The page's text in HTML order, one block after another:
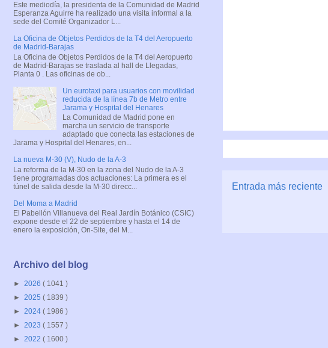
Entrada más reciente
Este mediodía, la presidenta de la Comunidad de Madrid
Esperanza Aguirre ha realizado una visita informal a la
sede del Comité Organizador L...
La Oficina de Objetos Perdidos de la T4 del Aeropuerto
de Madrid-Barajas
La Oficina de Objetos Perdidos de la T4 del Aeropuerto
de Madrid-Barajas se traslada al hall de Llegadas,
Planta 0 . Las oficinas de ob...
Un eurotaxi para usuarios con movilidad
reducida de la línea 7b de Metro entre
Jarama y Hospital del Henares
La Comunidad de Madrid pone en
marcha un servicio de transporte
adaptado que conecta las estaciones de
Jarama y Hospital del Henares, en...
La nueva M-30 (V), Nudo de la A-3
La reforma de la M-30 en la zona del Nudo de la A-3
tiene programadas dos actuaciones: La primera es el
túnel de salida desde la M-30 direcc...
Del Moma a Madrid
El Pabellón Villanueva del Real Jardín Botánico (CSIC)
expone desde el 22 de septiembre y hasta el 14 de
enero la exposición, On-Site, del M...
Archivo del blog
► 2026 ( 1041 )
► 2025 ( 1839 )
► 2024 ( 1986 )
► 2023 ( 1557 )
► 2022 ( 1600 )